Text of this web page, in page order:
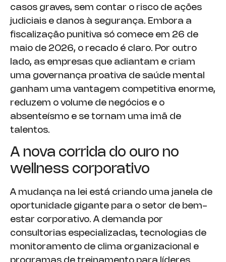
casos graves, sem contar o risco de ações
judiciais e danos à segurança. Embora a
fiscalização punitiva só comece em 26 de
maio de 2026, o recado é claro. Por outro
lado, as empresas que adiantam e criam
uma governança proativa de saúde mental
ganham uma vantagem competitiva enorme,
reduzem o volume de negócios e o
absenteísmo e se tornam uma imã de
talentos.
A nova corrida do ouro no
wellness corporativo
A mudança na lei está criando uma janela de
oportunidade gigante para o setor de bem-
estar corporativo. A demanda por
consultorias especializadas, tecnologias de
monitoramento de clima organizacional e